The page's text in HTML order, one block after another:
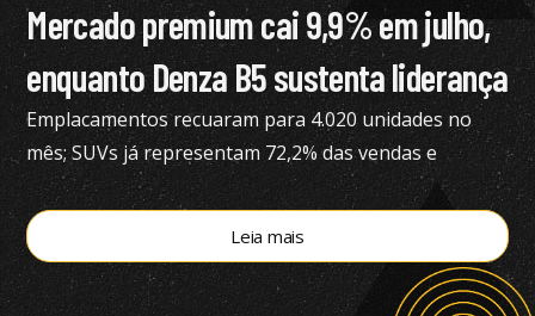
Mercado premium cai 9,9% em julho,
enquanto Denza B5 sustenta liderança
Emplacamentos recuaram para 4.020 unidades no
mês; SUVs já representam 72,2% das vendas e
modelos eletrificados respondem por 55,4% do
segmento, aponta a Bright Consulting.
Leia mais